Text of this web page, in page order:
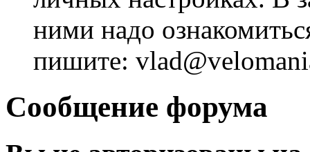
ними надо
пишите:
Сообщение форума